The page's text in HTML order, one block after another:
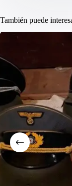
También puede